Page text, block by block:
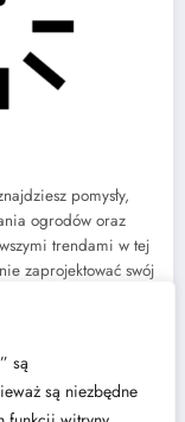
są
są niezbędne
pomysły,
ogrodów oraz
trendami w tej
zaprojektować swój
swoim wnętrzom.
które szukają